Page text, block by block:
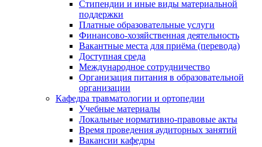
Стипендии и иные виды материальной
поддержки
Платные образовательные услуги
Финансово-хозяйственная деятельность
Вакантные места для приёма (перевода)
Доступная среда
Международное сотрудничество
Организация питания в образовательной
организации
Кафедра травматологии и ортопедии
Учебные материалы
Локальные нормативно-правовые акты
Время проведения аудиторных занятий
Вакансии кафедры